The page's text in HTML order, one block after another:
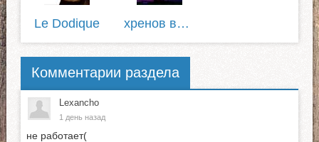
Le Dodique хренов виталий
Комментарии раздела
Lexancho
1 день назад
не работает(